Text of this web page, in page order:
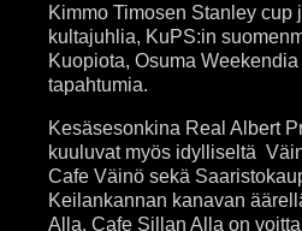
Kimmo Timosen Stanley cup
kultajuhlia, KuPS:in
Kuopiota, Osuma
tapahtumia.
Kesäsesonkina Real Albert
kuuluvat myös idylliseltä
Cafe Väinö sekä
Keilankannan kanavan
Alla. Cafe Sillan Alla on